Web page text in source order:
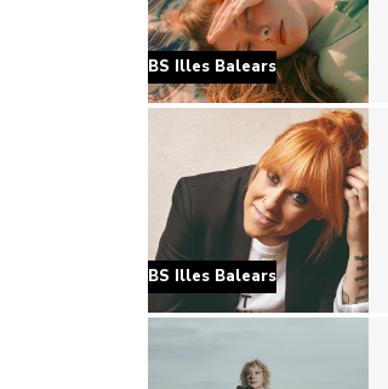
BS Illes Balears
BS Illes Balears